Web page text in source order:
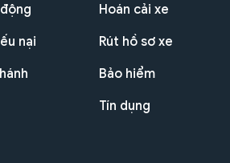
nại
Hoán cải xe
Rút hồ sơ xe
Bảo hiểm
Tín dụng